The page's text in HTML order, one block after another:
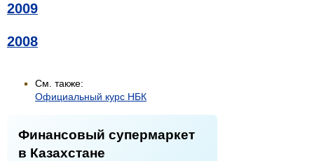
2009
2008
См. также:
Официальный курс НБК
Финансовый супермаркет
в Казахстане